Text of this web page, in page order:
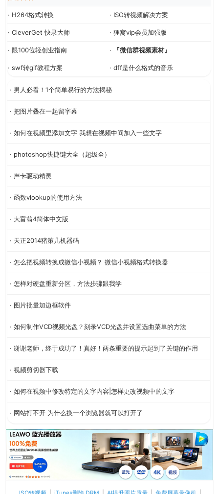
· H264格式转换 · ISO转视频解决方案
· CleverGet 快录大师 · 狸窝vip会员加强版
· 限100位轻创业指南 · 『微信群视频素材』
· swf转gif教程方案 · dff是什么格式的音乐
· 男人必看！1个简单易行的方法揭秘
· 把图片叠在一起留字幕
· 如何在视频里添加文字 我想在视频中间加入一些文字
· photoshop快捷键大全（超级全）
· 声卡驱动精灵
· 函数vlookup的使用方法
· 大富翁4简体中文版
· 天正2014猪策几机器码
· 怎么把视频转换成微信小视频？ 微信小视频格式转换器
· 怎样对硬盘重新分区，方法步骤跟我学
· 图片批量加边框软件
· 如何制作VCD视频光盘？刻录VCD光盘并设置选曲菜单的方法
· 谢谢老师，终于成玏了！真好！两条重要的提示起到了关键的作用
· 视频剪切器下载
· 如何在视频中修改特定的文字内容|怎样更改视频中的文字
· 网站打不开 为什么换一个浏览器就可以打开了